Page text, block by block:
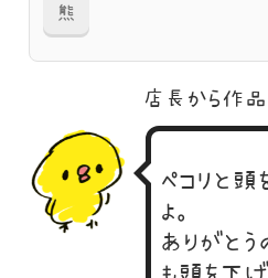
熊
店長から作
ペコリと
よ。
ありがと
も頭を下